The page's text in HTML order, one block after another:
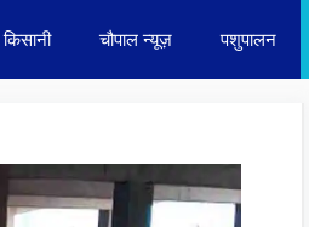
चौपाल न्यूज़ पशुपालन